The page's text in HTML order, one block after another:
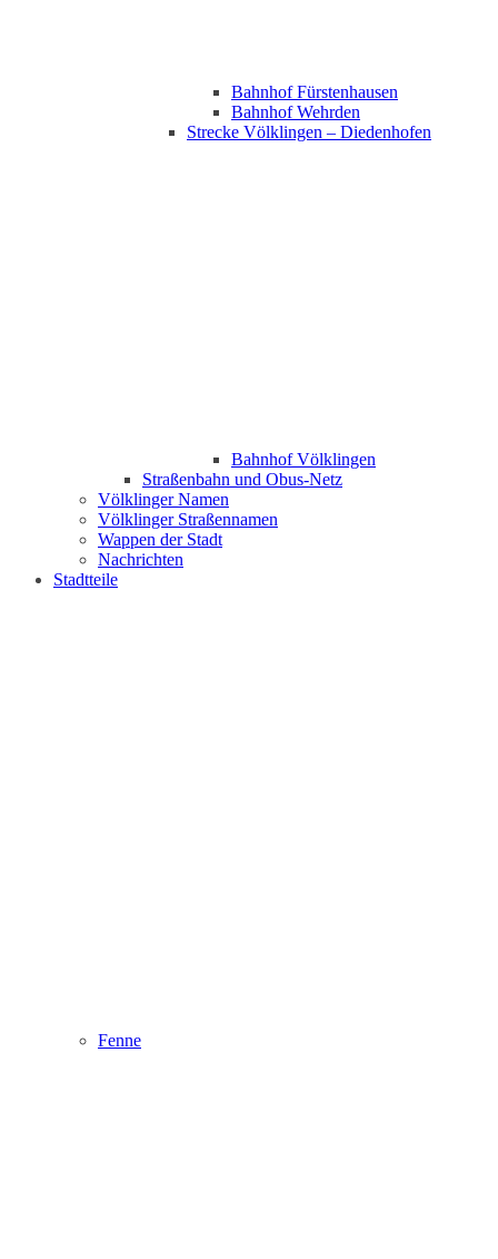
Bahnhof Fürstenhausen
Bahnhof Wehrden
Strecke Völklingen – Diedenhofen
Bahnhof Völklingen
Straßenbahn und Obus-Netz
Völklinger Namen
Völklinger Straßennamen
Wappen der Stadt
Nachrichten
Stadtteile
Fenne